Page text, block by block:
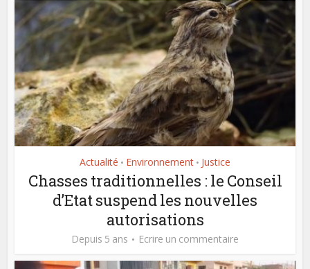
Actualité • Environnement • Justice
Chasses traditionnelles : le Conseil
d’Etat suspend les nouvelles
autorisations
Depuis 5 ans Ecrire un commentaire